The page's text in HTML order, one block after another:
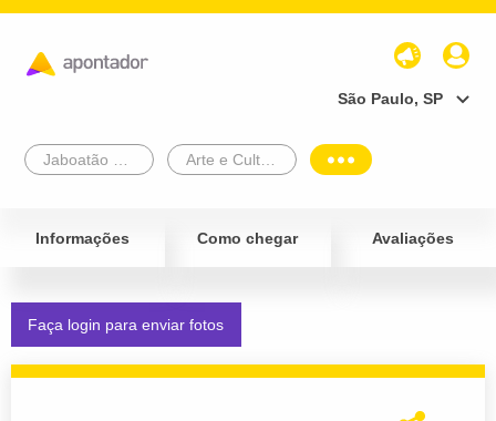
São Paulo, SP
Informações Como chegar Avaliações
Faça login para enviar fotos